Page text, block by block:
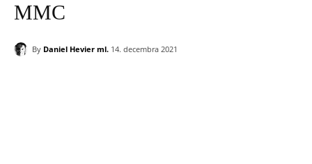
MMC
By Daniel Hevier ml. 14. decembra 2021